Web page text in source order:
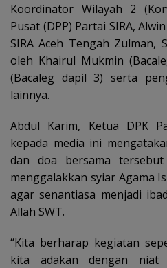
Koordinator Wilayah 2
Pusat (DPP) Partai SIRA,
SIRA Aceh Tengah Zulman,
oleh Khairul Mukmin
(Bacaleg dapil 3) serta
lainnya.
Abdul Karim, Ketua DPK
kepada media ini
dan doa bersama
menggalakkan syiar Agama
agar senantiasa menjadi
Allah SWT.
“Kita berharap kegiatan
kita adakan dengan niat